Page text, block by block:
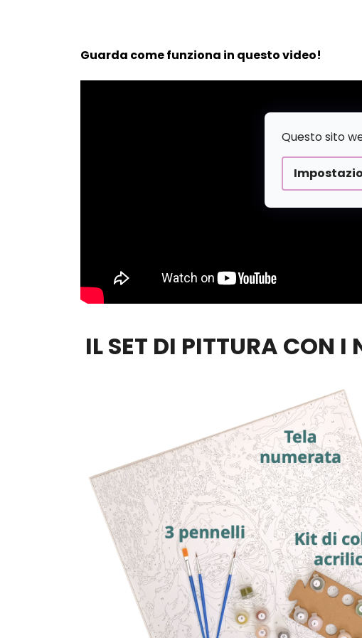
Questo sito
Guarda come funziona in questo video!
IL SET DI PITTURA CON I